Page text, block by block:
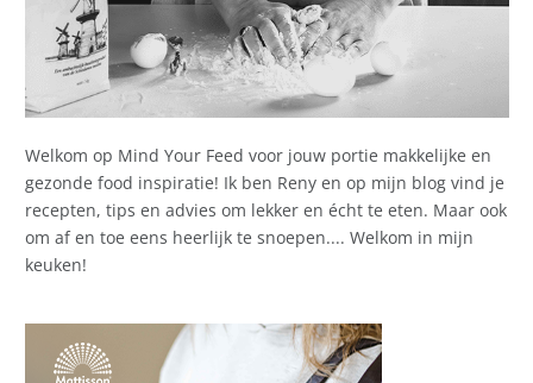
Welkom op Mind Your Feed voor jouw portie makkelijke en
gezonde food inspiratie! Ik ben Reny en op mijn blog vind je
recepten, tips en advies om lekker en écht te eten. Maar ook
om af en toe eens heerlijk te snoepen.... Welkom in mijn
keuken!